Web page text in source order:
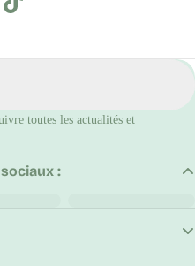
toutes les actualités et
: